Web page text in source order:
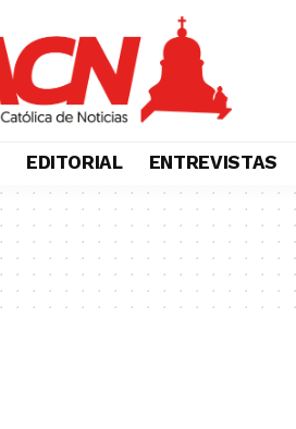
EDITORIAL ENTREVISTAS